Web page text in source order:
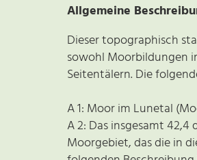
Allgemeine
Dieser topographisch
sowohl Moorbildungen
Seitentälern. Die
A 1: Moor im Lunetal
A 2: Das insgesamt 42,4
Moorgebiet, das die in